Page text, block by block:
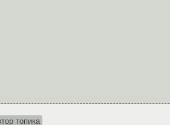
топика